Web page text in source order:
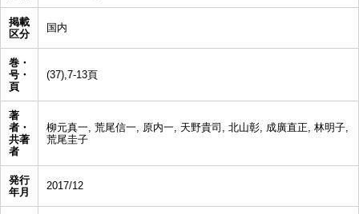
掲載
区分
国内
巻・
号・
頁
(37),7-13頁
著
者・
共著
者
柳元真一, 荒尾信一, 原内一, 天野貴司, 北山彰, 成廣直正, 林明子,
荒尾圭子
発行
年月
2017/12